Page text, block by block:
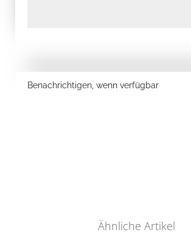
Benachrichtigen, wenn verfügbar
Ähnliche Artikel